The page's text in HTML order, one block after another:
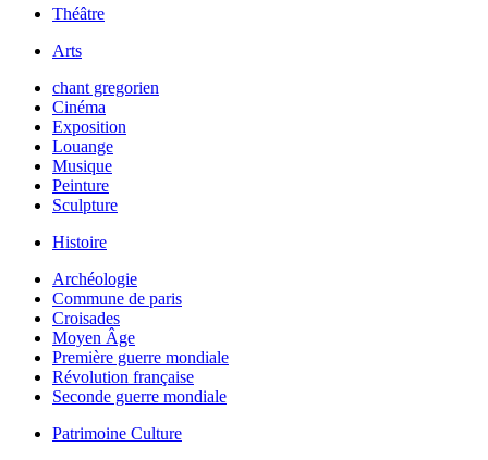
Théâtre
Arts
chant gregorien
Cinéma
Exposition
Louange
Musique
Peinture
Sculpture
Histoire
Archéologie
Commune de paris
Croisades
Moyen Âge
Première guerre mondiale
Révolution française
Seconde guerre mondiale
Patrimoine Culture